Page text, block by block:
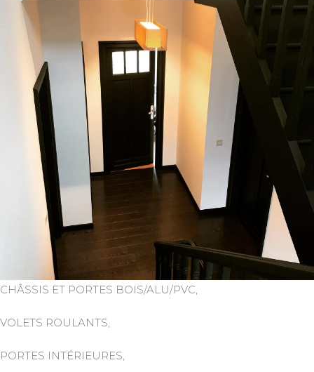
CHÂSSIS ET PORTES BOIS/ALU/PVC,
VOLETS ROULANTS,
PORTES INTÉRIEURES,